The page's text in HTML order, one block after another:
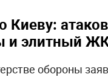
Киеву:
и элитный
обороны